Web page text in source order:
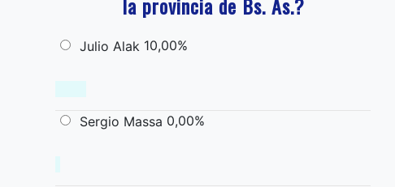
Julio Alak 10,00%
Sergio Massa 0,00%